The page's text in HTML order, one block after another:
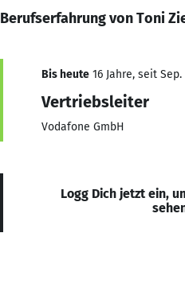
Berufserfahrung von Toni
Bis heute 16 Jahre, seit Sep.
Vertriebsleiter
Vodafone GmbH
Logg Dich jetzt ein,